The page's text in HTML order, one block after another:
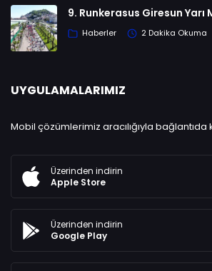
9. Runkerasus Giresun
Haberler 2 Dakika Okuma
UYGULAMALARIMIZ
Mobil çözümlerimiz aracılığıyla bağlantıda
Üzerinden indirin
Apple Store
Üzerinden indirin
Google Play